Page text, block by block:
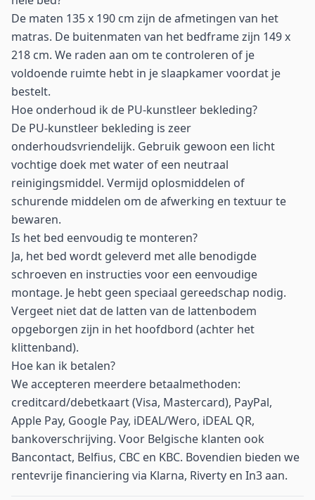
De maten 135 x 190 cm zijn de afmetingen van het
matras. De buitenmaten van het bedframe zijn 149 x
218 cm. We raden aan om te controleren of je
voldoende ruimte hebt in je slaapkamer voordat je
bestelt.
Hoe onderhoud ik de PU-kunstleer bekleding?
De PU-kunstleer bekleding is zeer
onderhoudsvriendelijk. Gebruik gewoon een licht
vochtige doek met water of een neutraal
reinigingsmiddel. Vermijd oplosmiddelen of
schurende middelen om de afwerking en textuur te
bewaren.
Is het bed eenvoudig te monteren?
Ja, het bed wordt geleverd met alle benodigde
schroeven en instructies voor een eenvoudige
montage. Je hebt geen speciaal gereedschap nodig.
Vergeet niet dat de latten van de lattenbodem
opgeborgen zijn in het hoofdbord (achter het
klittenband).
Hoe kan ik betalen?
We accepteren meerdere betaalmethoden:
creditcard/debetkaart (Visa, Mastercard), PayPal,
Apple Pay, Google Pay, iDEAL/Wero, iDEAL QR,
bankoverschrijving. Voor Belgische klanten ook
Bancontact, Belfius, CBC en KBC. Bovendien bieden we
rentevrije financiering via Klarna, Riverty en In3 aan.